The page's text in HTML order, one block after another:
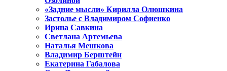
«Задние мысли» Кирилла Олюшкина
Застолье с Владимиром Софиенко
Ирина Савкина
Светлана Артемьева
Наталья Мешкова
Владимир Берштейн
Екатерина Габалова